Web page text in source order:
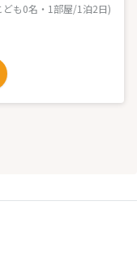
ども0名・1部屋/1泊2日)